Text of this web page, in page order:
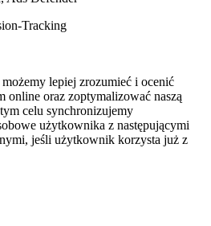
Tracking
możemy lepiej zrozumieć i ocenić
online oraz zoptymalizować naszą
celu synchronizujemy
użytkownika z następującymi
jeśli użytkownik korzysta już z